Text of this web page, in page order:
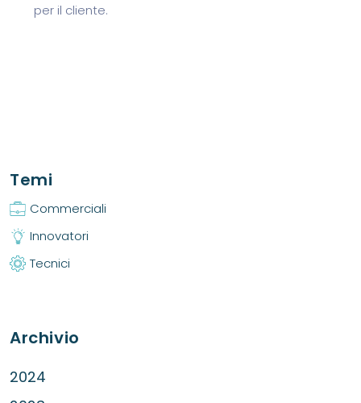
per il cliente.
Temi
Commerciali
Innovatori
Tecnici
Archivio
2024